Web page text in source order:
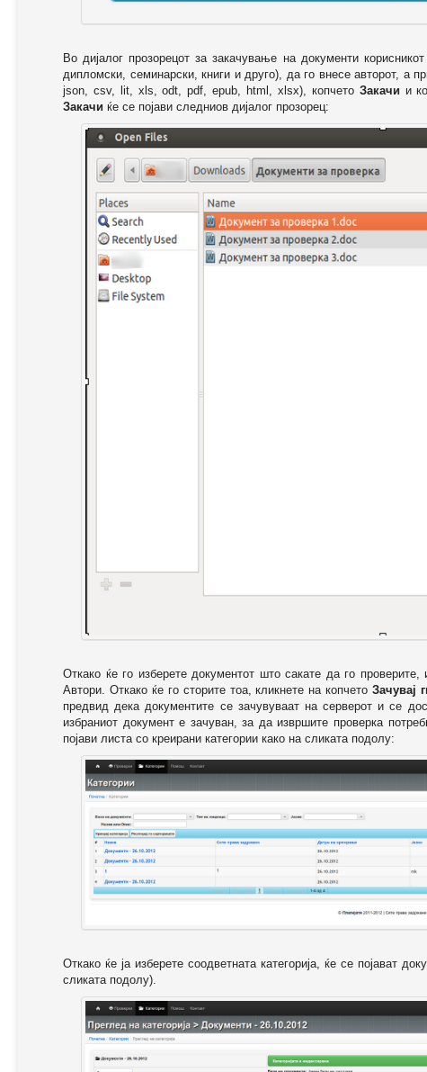
Во дијалог прозорецот за закачување на документи
дипломски, семинарски, книги и друго), да го внесе авторот,
json, csv, lit, xls, odt, pdf, epub, html, xlsx), копчето Закачи и
Закачи ќе се појави следниов дијалог прозорец:
Откако ќе го изберете документот што сакате да го
Автори. Откако ќе го сторите тоа, кликнете на копчетоЗачувај
предвид дека документите се зачувуваат на серверот и се
избраниот документ е зачуван, за да извршите проверка
појави листа со креирани категории како на сликата подолу:
Откако ќе ја изберете соодветната категорија, ќе се појават
сликата подолу).